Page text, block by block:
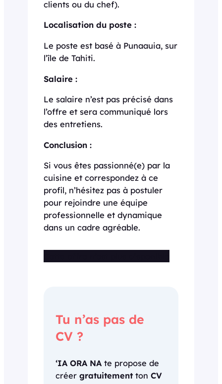
clients ou du chef).
Localisation du poste :
Le poste est basé à Punaauia, sur
l’île de Tahiti.
Salaire :
Le salaire n’est pas précisé dans
l’offre et sera communiqué lors
des entretiens.
Conclusion :
Si vous êtes passionné(e) par la
cuisine et correspondez à ce
profil, n’hésitez pas à postuler
pour rejoindre une équipe
professionnelle et dynamique
dans un cadre agréable.
Tu n’as pas de
CV ?
‘IA ORA NA te propose de
créer gratuitementton CV